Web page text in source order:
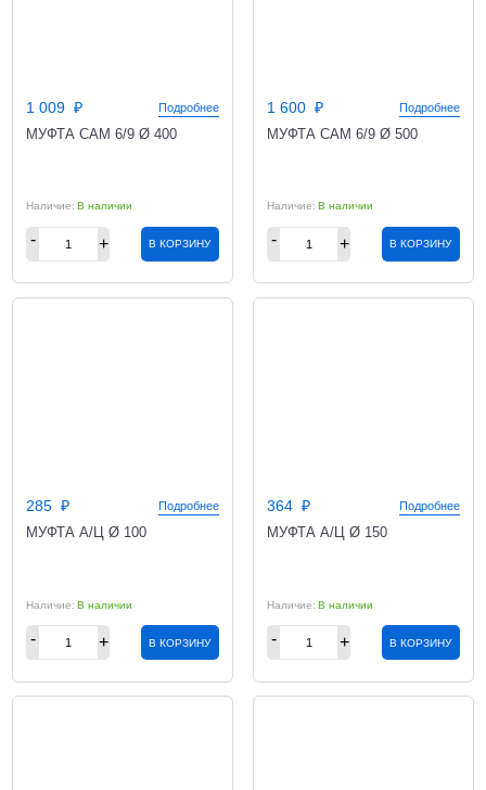
1 009 Подробнее
МУФТА CAM 6/9 Ø 400
В наличии
В КОРЗИНУ
1 600 Подробнее
МУФТА CAM 6/9 Ø 500
В наличии
В КОРЗИНУ
285 Подробнее
МУФТА А/Ц Ø 100
В наличии
В КОРЗИНУ
364 Подробнее
МУФТА А/Ц Ø 150
В наличии
В КОРЗИНУ